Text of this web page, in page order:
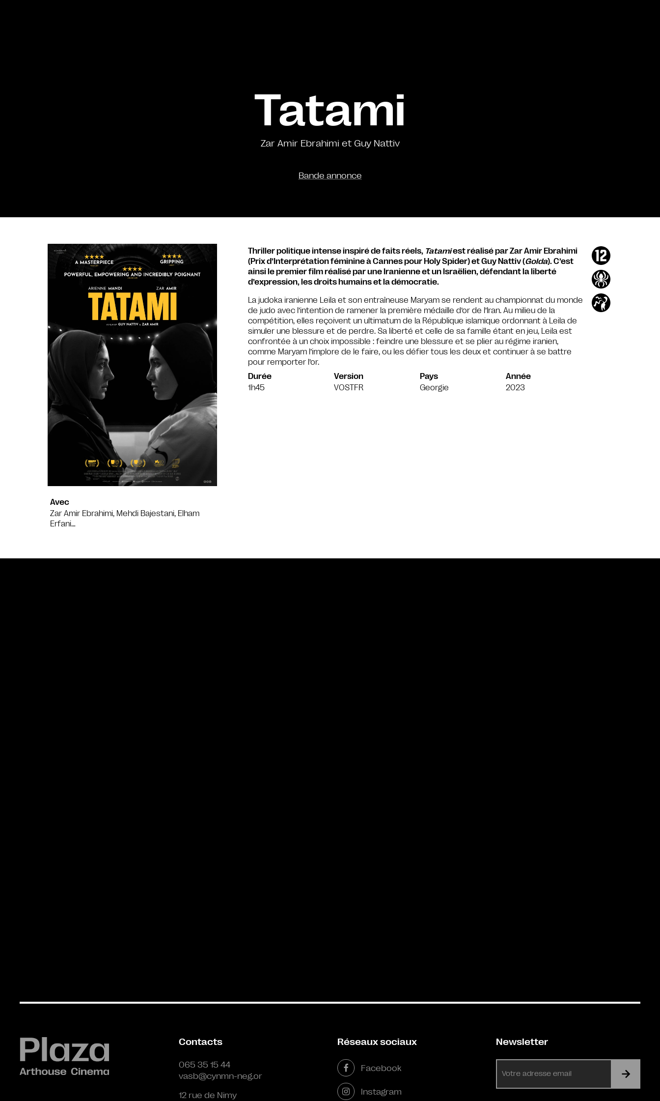
Tatami
Zar Amir Ebrahimi et Guy Nattiv
Bande annonce
Avec
Zar Amir Ebrahimi, Mehdi Bajestani, Elham
Erfani…
Thriller politique intense inspiré de faits réels, Tatamiest réalisé par Zar Amir Ebrahimi
(Prix d’Interprétation féminine à Cannes pour Holy Spider) et Guy Nattiv (Golda). C’est
ainsi le premier film réalisé par une Iranienne et un Israëlien, défendant la liberté
d’expression, les droits humains et la démocratie.
La judoka iranienne Leila et son entraîneuse Maryam se rendent au championnat du monde
de judo avec l’intention de ramener la première médaille d’or de l’Iran. Au milieu de la
compétition, elles reçoivent un ultimatum de la République islamique ordonnant à Leila de
simuler une blessure et de perdre. Sa liberté et celle de sa famille étant en jeu, Leila est
confrontée à un choix impossible : feindre une blessure et se plier au régime iranien,
comme Maryam l’implore de le faire, ou les défier tous les deux et continuer à se battre
pour remporter l’or.
Durée
1h45
Version
VOSTFR
Pays
Georgie
Année
2023
Contacts
065 35 15 44
vasb@cynmn-neg.or
12 rue de Nimy
Réseaux sociaux
Facebook
Instagram
Newsletter
mail